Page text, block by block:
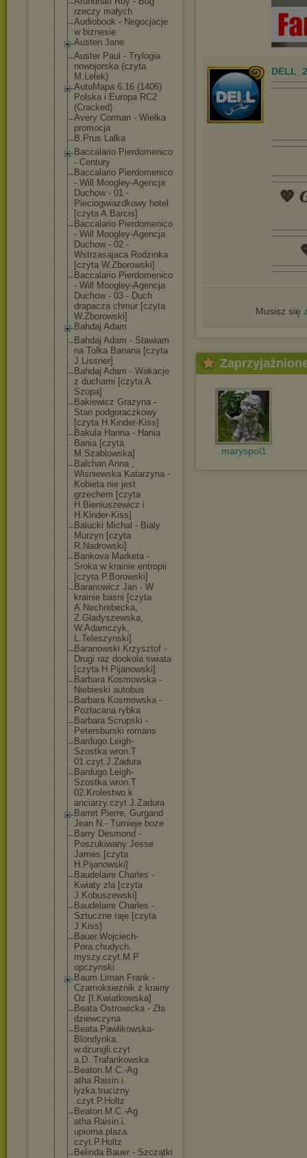
rzeczy małych
Audiobook - Negocjacje
w biznesie
Austen Jane
Auster Paul - Trylogia
nowojorska (czyta
M.Lelek)
AutoMapa 6.16 (1406)
Polska i Europa RC2
(Cracked)
Avery Corman - Wielka
promocja
B.Prus Lalka
Baccalario Pierdomenico
- Century
Baccalario Pierdomenico
- Will Moogley-Agencja
Duchow - 01 -
Pieciogwiazdkowy hotel
[czyta A.Barcis]
Baccalario Pierdomenico
- Will Moogley-Agencja
Duchow - 02 -
Wstrzasajaca Rodzinka
[czyta W.Zborowski]
Baccalario Pierdomenico
- Will Moogley-Agencja
Duchow - 03 - Duch
drapacza chmur [czyta
W.Zborowski]
Bahdaj Adam
Bahdaj Adam - Stawiam
na Tolka Banana [czyta
J.Lissner]
Bahdaj Adam - Wakacje
z duchami [czyta A.
Szopa]
Bakiewicz Grazyna -
Stan podgoraczkowy
[czyta H.Kinder-Kiss]
Bakula Hanna - Hania
Bania [czyta
M.Szablowska]
Balchan Anna ,
Wisniewska Katarzyna -
Kobieta nie jest
grzechem [czyta
H.Bieniuszewicz i
H.Kinder-Kiss]
Balucki Michal - Bialy
Murzyn [czyta
R.Nadrowski]
Bankova Marketa -
Sroka w krainie entropii
[czyta P.Borowski]
Baranowicz Jan - W
krainie basni [czyta
A.Nechrebecka,
Z.Gladyszewska,
W.Adamczyk,
L.Teleszynski]
Baranowski Krzysztof -
Drugi raz dookola swiata
[czyta H.Pijanowski]
Barbara Kosmowska -
Niebieski autobus
Barbara Kosmowska -
Pozłacana rybka
Barbara Scrupski -
Petersburski romans
Bardugo.Leigh-
Szostka.wron.T
01.czyt.J.Zadura
Bardugo.Leigh-
Szostka.wron.T
02.Krolestwo.k
anciarzy.czyt.J.Zadura
Barret Pierre, Gurgand
Jean N.- Turnieje boze
Barry Desmond -
Poszukiwany Jesse
James [czyta
H.Pijanowski]
Baudelaire Charles -
Kwiaty zla [czyta
J.Kobuszewski]
Baudelaire Charles -
Sztuczne raje [czyta
J.Kiss]
Bauer.Wojciech-
Pora.chudych.
myszy.czyt.M.P
opczynski
Baum Liman Frank -
Czarnoksieznik z krainy
Oz [I.Kwiatkowska]
Beata Ostrowicka - Zła
dziewczyna
Beata.Pawlikowska-
Blondynka.
w.dzungli.czyt
a.D..Trafankowska
Beaton.M.C.-Ag
atha.Raisin.i.
lyzka.trucizny
.czyt.P.Holtz
Beaton.M.C.-Ag
atha.Raisin.i.
upiorna.plaza.
czyt.P.Holtz
Belinda Bauer - Szczątki
💖
Musisz się
maryspol1